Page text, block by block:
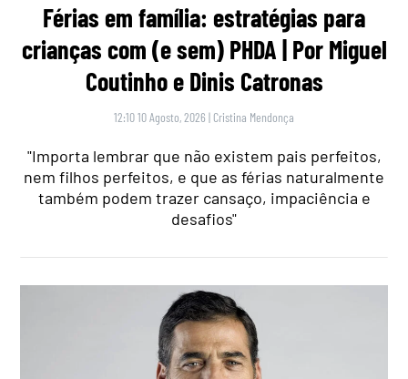
Férias em família: estratégias para
crianças com (e sem) PHDA | Por Miguel
Coutinho e Dinis Catronas
12:10 10 Agosto, 2026 | Cristina Mendonça
"Importa lembrar que não existem pais perfeitos,
nem filhos perfeitos, e que as férias naturalmente
também podem trazer cansaço, impaciência e
desafios"